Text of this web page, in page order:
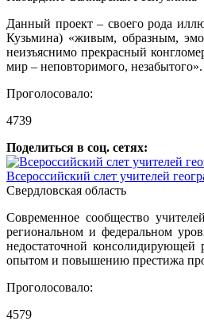
Данный проект – своего рода
Кузьмина) «живым, образным,
неизъяснимо прекрасный
мир – неповторимого, незабытого».
Проголосовало:
4739
Поделиться в соц. сетях:
Всероссийский слет учителей
Свердловская область
Современное сообщество
региональном и федеральном
недостаточной
опытом и повышению престижа
Проголосовало:
4579